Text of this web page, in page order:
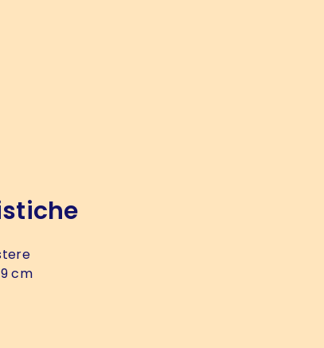
9 cm